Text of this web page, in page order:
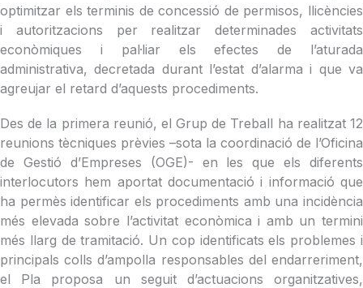
optimitzar els terminis de concessió de permisos, llicències
i autoritzacions per realitzar determinades activitats
econòmiques i pal·liar els efectes de l’aturada
administrativa, decretada durant l’estat d’alarma i que va
agreujar el retard d’aquests procediments.
Des de la primera reunió, el Grup de Treball ha realitzat 12
reunions tècniques prèvies –sota la coordinació de l’Oficina
de Gestió d’Empreses (OGE)- en les que els diferents
interlocutors hem aportat documentació i informació que
ha permès identificar els procediments amb una incidència
més elevada sobre l’activitat econòmica i amb un termini
més llarg de tramitació. Un cop identificats els problemes i
principals colls d’ampolla responsables del endarreriment,
el Pla proposa un seguit d’actuacions organitzatives,